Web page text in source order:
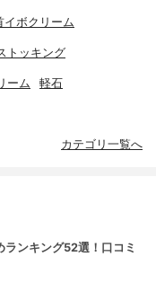
イボクリーム
トッキング
ーム 軽石
カテゴリ一覧へ
ンキング52選！口コミ